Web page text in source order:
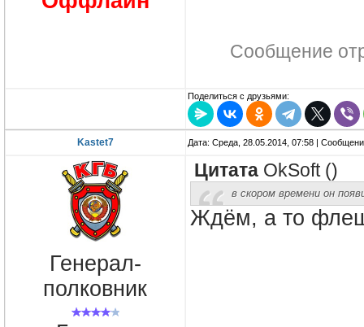
Сообщение
Поделиться с друзьями:
Kastet7 Дата: Среда, 28.05.2014, 07:58 |
Генерал-
полковник
Цитата OkSoft()
в скором времени он
Ждём, а то